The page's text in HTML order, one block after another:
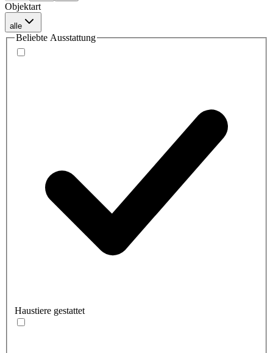
Objektart
alle
Beliebte Ausstattung
Haustiere gestattet